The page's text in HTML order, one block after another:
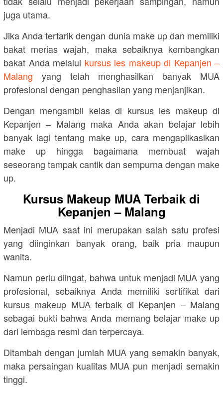
juga utama.
Jika Anda tertarik dengan dunia make up dan memiliki
bakat merias wajah, maka sebaiknya kembangkan
bakat Anda melalui kursus les makeup di Kepanjen –
Malang yang telah menghasilkan banyak MUA
profesional dengan penghasilan yang menjanjikan.
Dengan mengambil kelas di kursus les makeup di
Kepanjen – Malang maka Anda akan belajar lebih
banyak lagi tentang make up, cara mengaplikasikan
make up hingga bagaimana membuat wajah
seseorang tampak cantik dan sempurna dengan make
up.
Kursus Makeup MUA Terbaik di
Kepanjen – Malang
Menjadi MUA saat ini merupakan salah satu profesi
yang diinginkan banyak orang, baik pria maupun
wanita.
Namun perlu diingat, bahwa untuk menjadi MUA yang
profesional, sebaiknya Anda memiliki sertifikat dari
kursus makeup MUA terbaik di Kepanjen – Malang
sebagai bukti bahwa Anda memang belajar make up
dari lembaga resmi dan terpercaya.
Ditambah dengan jumlah MUA yang semakin banyak,
maka persaingan kualitas MUA pun menjadi semakin
tinggi.